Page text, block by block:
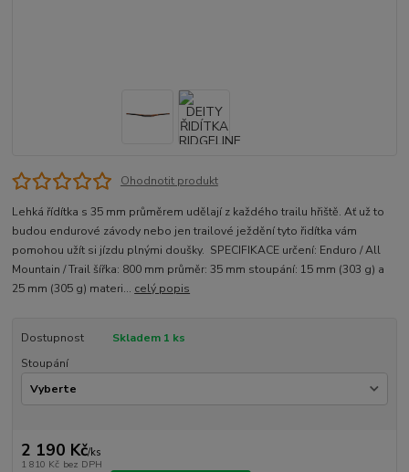
Ohodnotit produkt
Lehká řídítka s 35 mm průměrem udělají z každého trailu hřiště. Ať už to
budou endurové závody nebo jen trailové ježdění tyto řidítka vám
pomohou užít si jízdu plnými doušky. SPECIFIKACE určení: Enduro / All
Mountain / Trail šířka: 800 mm průměr: 35 mm stoupání: 15 mm (303 g) a
25 mm (305 g) materi... celý popis
Dostupnost
Skladem 1 ks
Stoupání
2 190 Kč/ks
1 810 Kč bez DPH